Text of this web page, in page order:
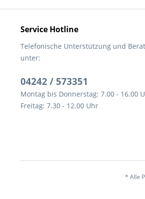
Service Hotline
Telefonische Unterstützung und
unter:
04242 / 573351
Montag bis Donnerstag: 7.00 - 16.00
Freitag: 7.30 - 12.00 Uhr
* Alle